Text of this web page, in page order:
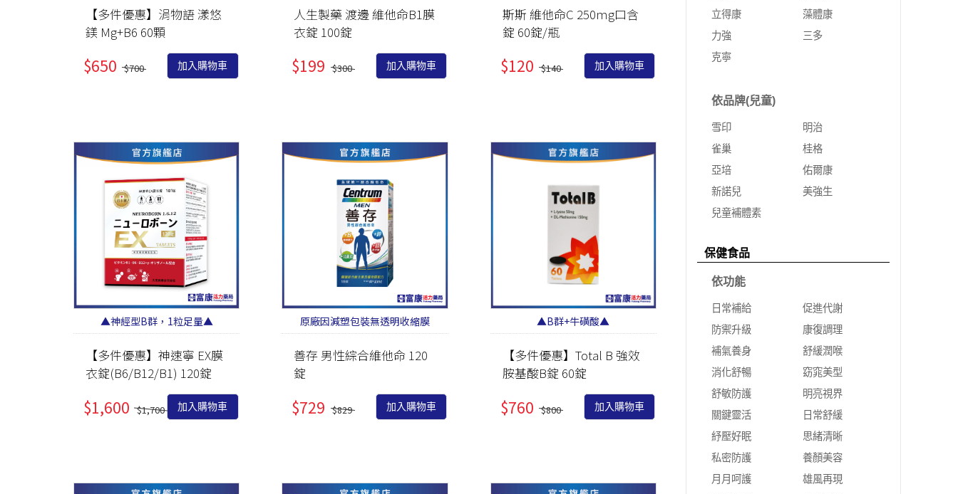
【多件優惠】涓物語 漾悠
鎂 Mg+B6 60顆
$650 $700 加入購物車
人生製藥 渡邊 維他命B1膜
衣錠 100錠
$199 $300 加入購物車
斯斯 維他命C 250mg口含
錠 60錠/瓶
$120 $140 加入購物車
▲神經型B群，1粒足量▲
【多件優惠】神速寧 EX膜
衣錠(B6/B12/B1) 120錠
$1,600 $1,700 加入購物車
原廠因減塑包裝無透明收縮膜
善存 男性綜合維他命 120
錠
$729 $829 加入購物車
▲B群+牛磺酸▲
【多件優惠】Total B 強效
胺基酸B錠 60錠
$760 $800 加入購物車
立得康
藻體康
力強
三多
克寧
依品牌(兒童)
雪印
明治
雀巢
桂格
亞培
佑爾康
新諾兒
美強生
兒童補體素
保健食品
依功能
日常補給
促進代謝
防禦升級
康復調理
補氣養身
舒緩潤喉
消化舒暢
窈窕美型
舒敏防護
明亮視界
關鍵靈活
日常舒緩
紓壓好眠
思緒清晰
私密防護
養顏美容
月月呵護
雄風再現